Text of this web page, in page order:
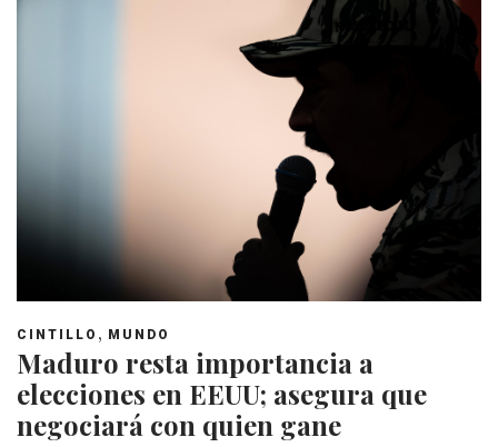
CINTILLO , MUNDO
Maduro resta importancia a
elecciones en EEUU; asegura que
negociará con quien gane